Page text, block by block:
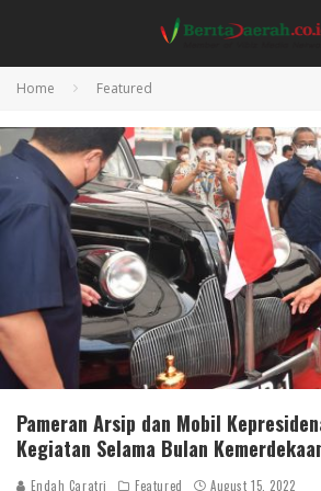
Home Featured
Pameran Arsip dan Mobil
Kegiatan Selama Bulan
Endah Caratri Featured August 15, 2022